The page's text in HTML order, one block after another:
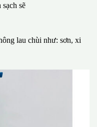
sẽ
lau chùi như: sơn, xi